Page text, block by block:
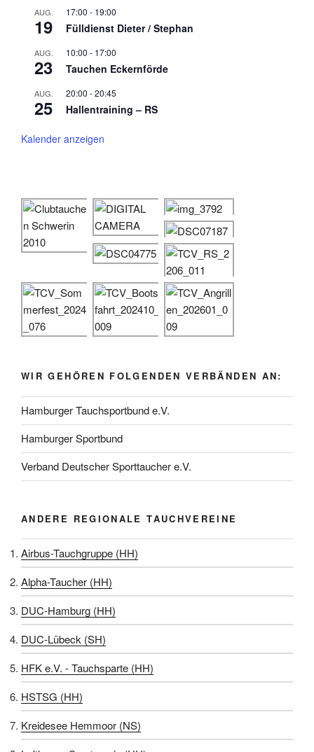
AUG.
19
17:00 - 19:00
Fülldienst Dieter / Stephan
AUG.
23
10:00 - 17:00
Tauchen Eckernförde
AUG.
25
20:00 -20:45
Hallentraining – RS
Kalender anzeigen
WIR GEHÖREN FOLGENDEN VERBÄNDEN AN:
Hamburger Tauchsportbund e.V.
Hamburger Sportbund
Verband Deutscher Sporttaucher e.V.
ANDERE REGIONALE TAUCHVEREINE
Airbus-Tauchgruppe (HH)
Alpha-Taucher (HH)
DUC-Hamburg (HH)
DUC-Lübeck (SH)
HFK e.V. - Tauchsparte (HH)
HSTSG (HH)
Kreidesee Hemmoor (NS)